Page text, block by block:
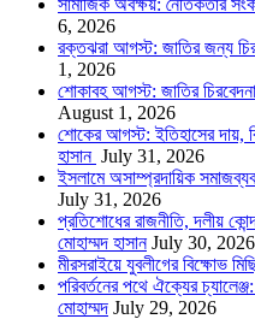
6, 2026
রক্তঝরা আগস্ট: জাতির জন্য
1, 2026
শোকাবহ আগস্ট: জাতির
August 1, 2026
শোকের আগস্ট: ইতিহাসের দায়,
হাসান July 31, 2026
ইসলামে অসাম্প্রদায়িক
July 31, 2026
প্রতিশোধের রাজনীতি, দলীয়
মোহাম্মদ হাসান July 30, 2026
মীরসরাইয়ে যুবলীগের বিক্ষোভ
পরিবর্তনের পথে ঐক্যের
মোহাম্মদ July 29, 2026